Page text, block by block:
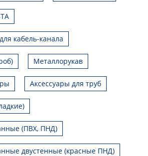
кабель-канала
Металлорукав
Аксессуары для труб
(ПВХ, ПНД)
двустенные (красные ПНД)